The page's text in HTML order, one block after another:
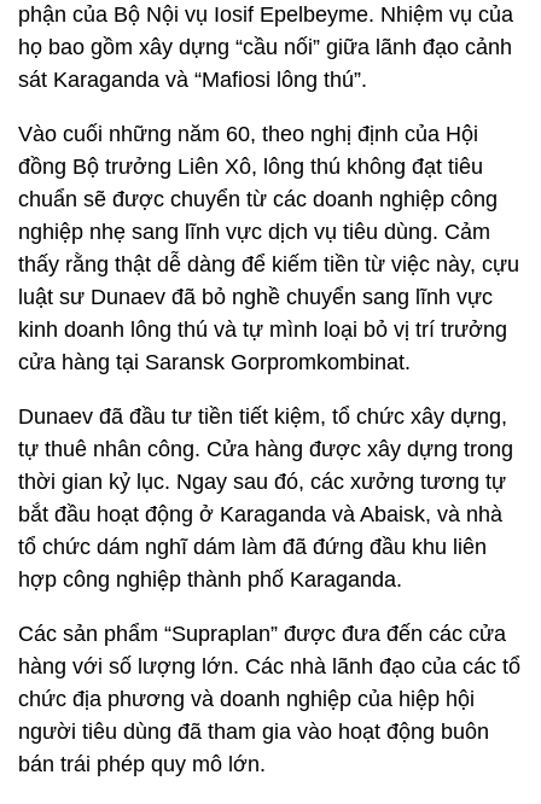
phận của Bộ Nội vụ Iosif Epelbeyme. Nhiệm vụ của
họ bao gồm xây dựng “cầu nối” giữa lãnh đạo cảnh
sát Karaganda và “Mafiosi lông thú”.
Vào cuối những năm 60, theo nghị định của Hội
đồng Bộ trưởng Liên Xô, lông thú không đạt tiêu
chuẩn sẽ được chuyển từ các doanh nghiệp công
nghiệp nhẹ sang lĩnh vực dịch vụ tiêu dùng. Cảm
thấy rằng thật dễ dàng để kiếm tiền từ việc này, cựu
luật sư Dunaev đã bỏ nghề chuyển sang lĩnh vực
kinh doanh lông thú và tự mình loại bỏ vị trí trưởng
cửa hàng tại Saransk Gorpromkombinat.
Dunaev đã đầu tư tiền tiết kiệm, tổ chức xây dựng,
tự thuê nhân công. Cửa hàng được xây dựng trong
thời gian kỷ lục. Ngay sau đó, các xưởng tương tự
bắt đầu hoạt động ở Karaganda và Abaisk, và nhà
tổ chức dám nghĩ dám làm đã đứng đầu khu liên
hợp công nghiệp thành phố Karaganda.
Các sản phẩm “Supraplan” được đưa đến các cửa
hàng với số lượng lớn. Các nhà lãnh đạo của các tổ
chức địa phương và doanh nghiệp của hiệp hội
người tiêu dùng đã tham gia vào hoạt động buôn
bán trái phép quy mô lớn.